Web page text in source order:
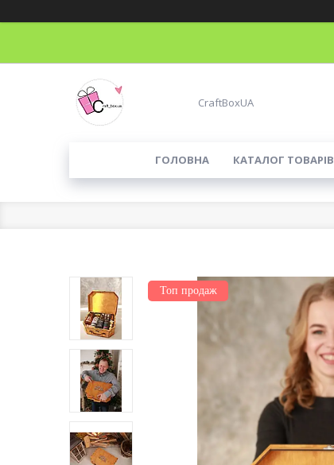
CraftBoxUA
ГОЛОВНА КАТАЛОГ ТОВАРІВ
Топ продаж